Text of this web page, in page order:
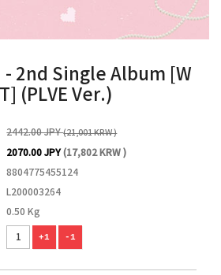
- 2nd Single Album [W
(PLVE Ver.)
2442.00 JPY(21,001 KRW )
2070.00 JPY(17,802 KRW )
8804775455124
L200003264
0.50 Kg
+1 -1